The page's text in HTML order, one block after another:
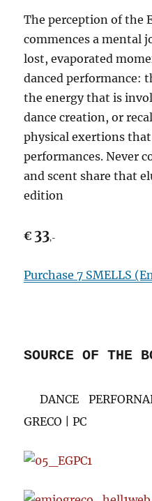
The perception of the
commences a mental
lost, evaporated
danced performance:
the energy that is
dance creation, or
physical exertions
performances. Never
and scent share that
edition
€ 33 ,-
Purchase 7 SMELLS
SOURCE OF THE
DANCE
GRECO | PC